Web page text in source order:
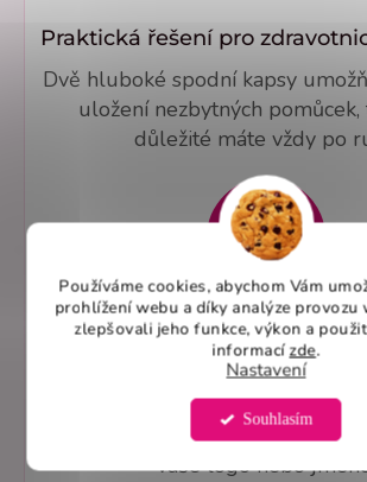
Používáme cookies, abychom Vám
prohlížení webu a díky analýze provozu
zlepšovali jeho funkce, výkon a
informací zde.
Nastavení
Souhlasím
Praktická řešení pro
Dvě hluboké spodní kapsy
uložení nezbytných pomůcek,
důležité máte vždy po
Úprava střihů a
míru
Nabízíme úpravy střihů na míru
prodloužení a dalších detailů.
vaše logo nebo